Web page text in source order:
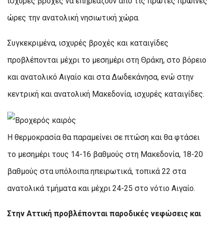
ώρες την ανατολική νησιωτική χώρα.
Συγκεκριμένα, ισχυρές βροχές και καταιγίδες
προβλέπονται μέχρι το μεσημέρι στη Θράκη, στο βόρειο
και ανατολικό Αιγαίο και στα Δωδεκάνησα, ενώ στην
κεντρική και ανατολική Μακεδονία, ισχυρές καταιγίδες.
Η θερμοκρασία θα παραμείνει σε πτώση και θα φτάσει
το μεσημέρι τους 14-16 βαθμούς στη Μακεδονία, 18-20
βαθμούς στα υπόλοιπα ηπειρωτικά, τοπικά 22 στα
ανατολικά τμήματα και μέχρι 24-25 στο νότιο Αιγαίο.
Στην Αττική προβλέπονται παροδικές νεφώσεις και